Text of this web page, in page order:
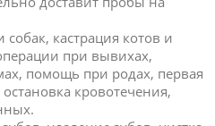
кастрация котов и
при вывихах,
помощь при родах, первая
кровотечения,